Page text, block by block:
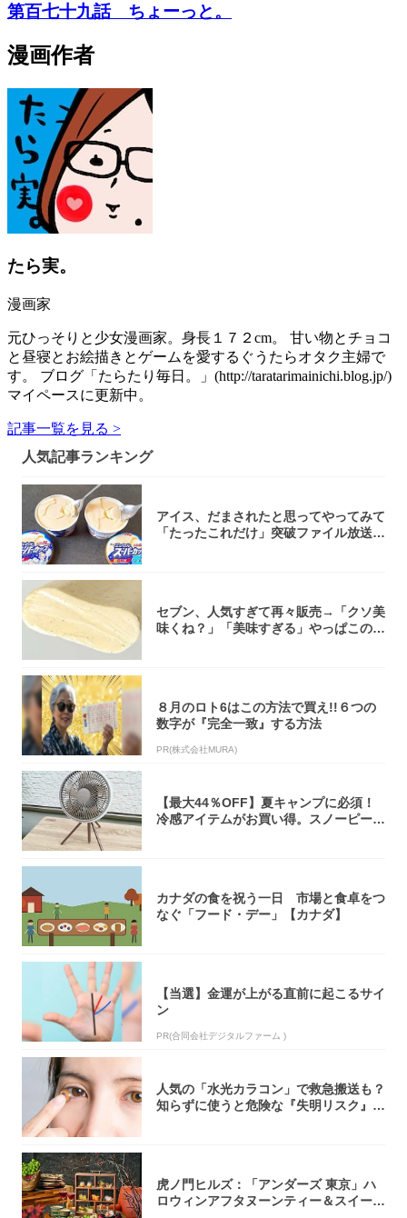
第百七十九話 ちょーっと。
漫画作者
たら実。
漫画家
元ひっそりと少女漫画家。身長１７２cm。 甘い物とチョコ
と昼寝とお絵描きとゲームを愛するぐうたらオタク主婦で
す。 ブログ「たらたり毎日。」(http://taratarimainichi.blog.jp/)
マイペースに更新中。
記事一覧を見る >
人気記事ランキング
アイス、だまされたと思ってやってみて
「たったこれだけ」突破ファイル放送で
セブン、人気すぎて再々販売→「クソ美
味くね？」「美味すぎる」やっぱこのク
８月のロト6はこの方法で買え!!６つの
数字が『完全一致』する方法
PR(株式会社MURA)
【最大44％OFF】夏キャンプに必須！
冷感アイテムがお買い得。スノーピー
カナダの食を祝う一日 市場と食卓をつ
なぐ「フード・デー」【カナダ】
【当選】金運が上がる直前に起こるサイ
ン
PR(合同会社デジタルファーム )
人気の「水光カラコン」で救急搬送も？
知らずに使うと危険な『失明リスク』と
虎ノ門ヒルズ：「アンダーズ 東京」ハ
ロウィンアフタヌーンティー＆スイーツ